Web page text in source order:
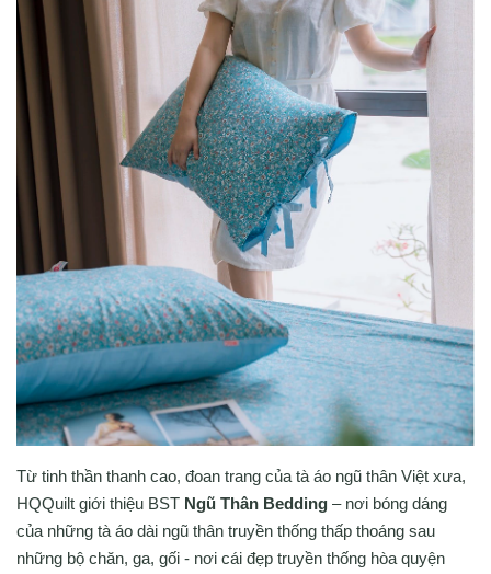
Từ tinh thần thanh cao, đoan trang của tà áo ngũ thân Việt xưa,
HQQuilt giới thiệu BST Ngũ Thân Bedding – nơi bóng dáng
của những tà áo dài ngũ thân truyền thống thấp thoáng sau
những bộ chăn, ga, gối - nơi cái đẹp truyền thống hòa quyện